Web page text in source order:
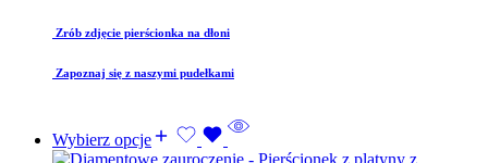
Zrób zdjęcie pierścionka na dłoni
Zapoznaj się z naszymi pudełkami
Wybierz opcje